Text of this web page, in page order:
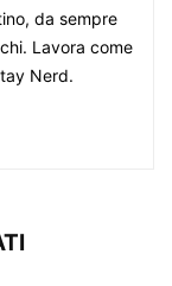
da sempre
Lavora come
Nerd.